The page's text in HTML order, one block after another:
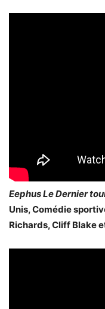
Eephus Le Dernier
Unis, Comédie
Richards, Cliff Blake